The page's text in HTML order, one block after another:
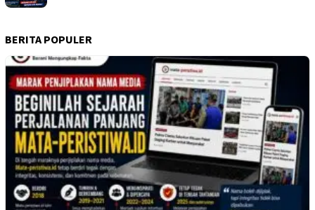
BERITA POPULER